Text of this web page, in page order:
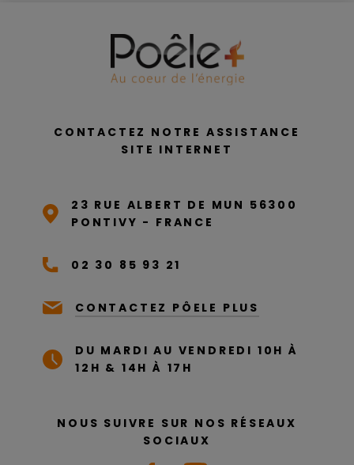
CONTACTEZ NOTRE ASSISTANCE
SITE INTERNET
23 RUE ALBERT DE MUN 56300
PONTIVY - FRANCE
02 30 85 93 21
CONTACTEZ PÔELE PLUS
DU MARDI AU VENDREDI 10H À
12H & 14H À 17H
NOUS SUIVRE SUR NOS RÉSEAUX
SOCIAUX